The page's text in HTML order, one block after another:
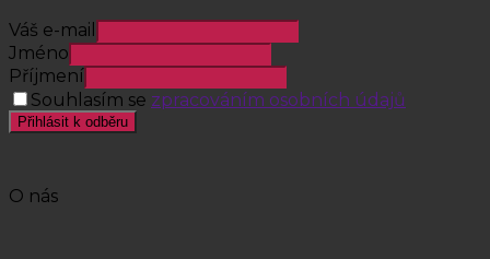
Váš e-mail
Jméno
Příjmení
Souhlasím se zpracováním osobních údajů
Přihlásit k odběru
O nás